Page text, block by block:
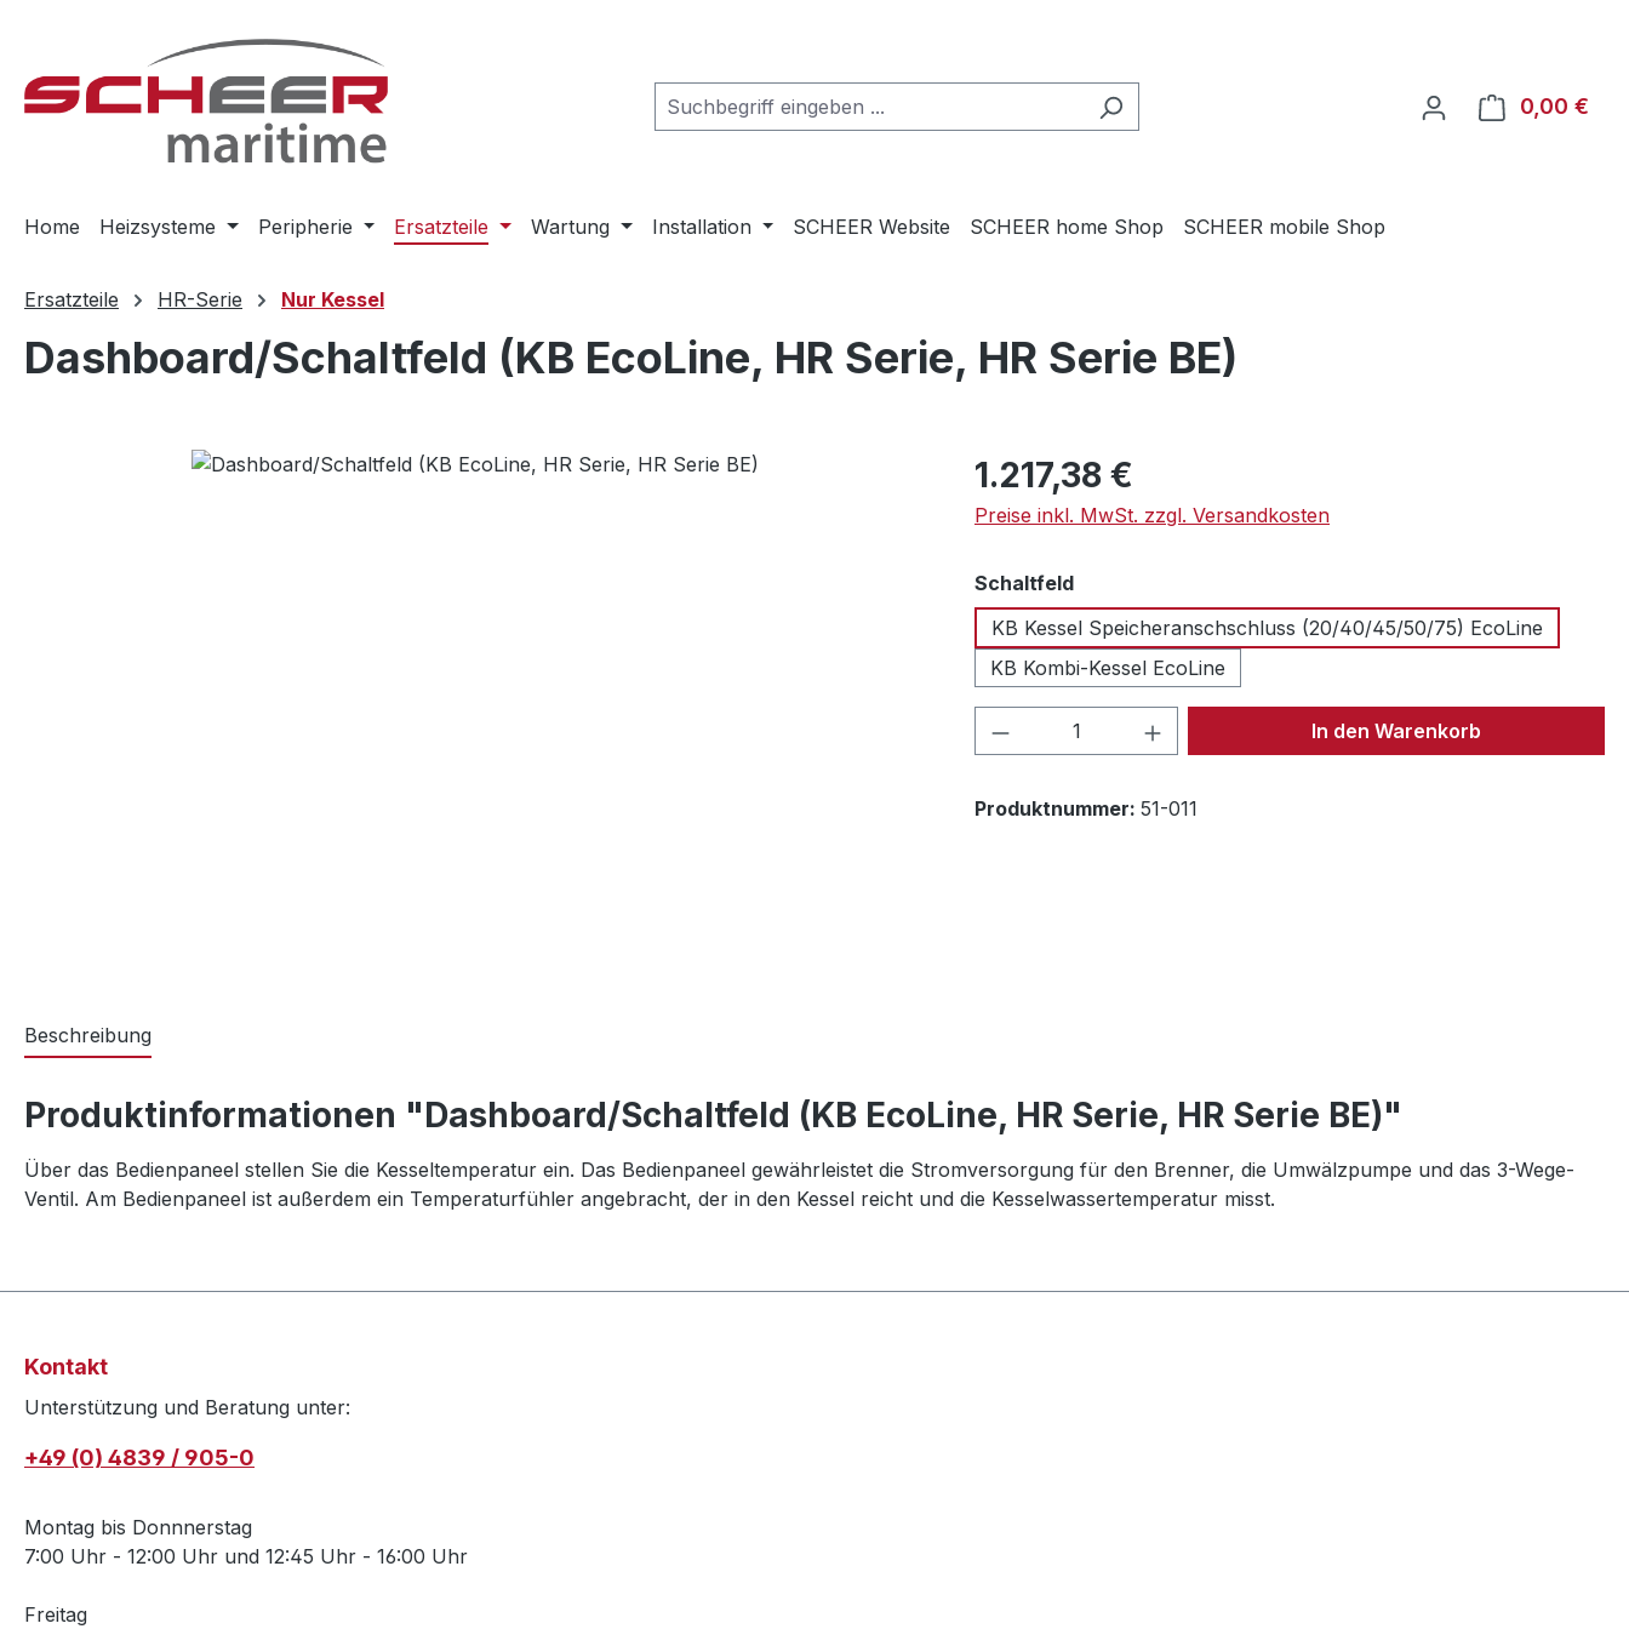
0,00 €
Home Heizsysteme Peripherie Ersatzteile Wartung Installation SCHEER Website SCHEER home Shop SCHEER mobile Shop
Ersatzteile HR-Serie Nur Kessel
Dashboard/Schaltfeld (KB EcoLine, HR Serie, HR Serie BE)
Bildergalerie überspringen Regulärer Preis:
1.217,38 €
Preise inkl. MwSt. zzgl. Versandkosten
Schaltfeldauswählen
KB Kessel Speicheranschschluss (20/40/45/50/75) EcoLine
KB Kombi-Kessel EcoLine
Produkt Anzahl: Gib den gewünschten Wert
In den Warenkorb
Produktnummer: 51-011
Beschreibung
Produktinformationen "Dashboard/Schaltfeld (KB EcoLine, HR Serie, HR Serie BE)"
Über das Bedienpaneel stellen Sie die Kesseltemperatur ein. Das Bedienpaneel gewährleistet die Stromversorgung für den Brenner, die Umwälzpumpe und das 3-Wege-
Ventil. Am Bedienpaneel ist außerdem ein Temperaturfühler angebracht, der in den Kessel reicht und die Kesselwassertemperatur misst.
Kontakt
Unterstützung und Beratung unter:
+49 (0) 4839 / 905-0
Montag bis Donnnerstag
7:00 Uhr - 12:00 Uhr und 12:45 Uhr - 16:00 Uhr
Freitag